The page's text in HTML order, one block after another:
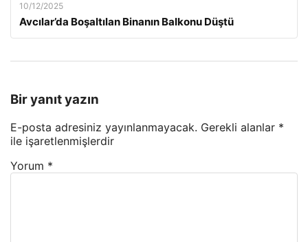
10/12/2025
Avcılar’da Boşaltılan Binanın Balkonu Düştü
Bir yanıt yazın
E-posta adresiniz yayınlanmayacak. Gerekli alanlar *
ile işaretlenmişlerdir
Yorum *